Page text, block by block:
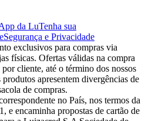
da LuTenha sua
Segurança e Privacidade
exclusivos para compras via
físicas. Ofertas válidas na compra
cliente, até o término dos nossos
apresentem divergências de
de compras.
no País, nos termos da
e encaminha propostas de cartão de